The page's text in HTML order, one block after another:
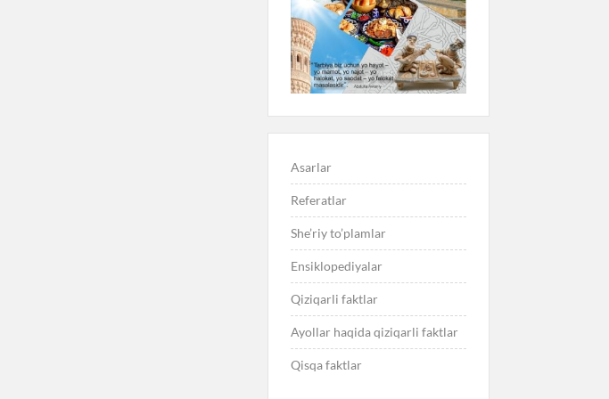
Asarlar
Referatlar
She’riy to’plamlar
Ensiklopediyalar
Qiziqarli faktlar
Ayollar haqida qiziqarli faktlar
Qisqa faktlar